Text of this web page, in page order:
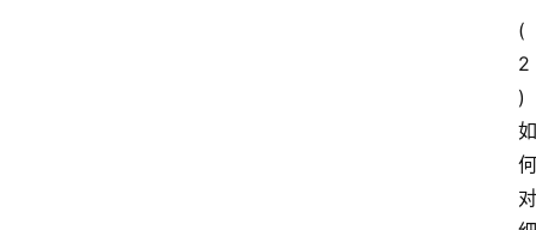
(
2
)
如
何
对